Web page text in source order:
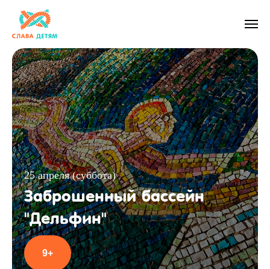
25 апреля (суббота)
Заброшенный бассейн
"Дельфин"
9+